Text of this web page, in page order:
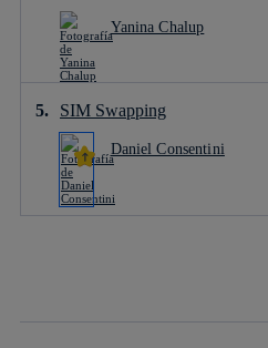
Yanina Chalup
SIM Swapping
Daniel Consentini